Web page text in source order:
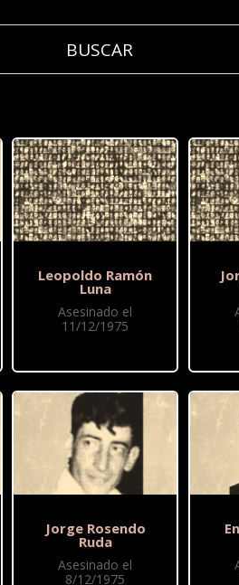
Leopoldo Ramón
Luna
Asesinado el
11/12/1975
Jorge Rosendo
Ruda
Asesinado el
8/12/1975